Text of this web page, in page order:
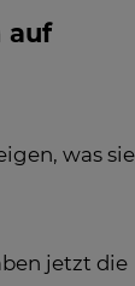
auf
was sie
jetzt die